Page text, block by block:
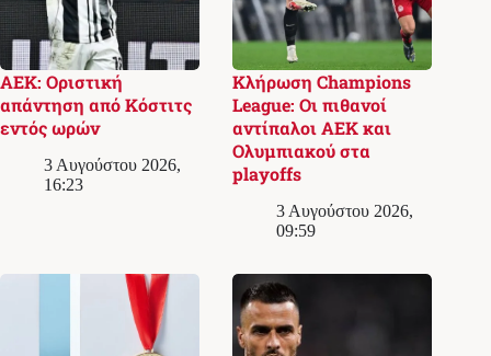
ΑΕΚ: Οριστική
απάντηση από Κόστιτς
εντός ωρών
3 Αυγούστου 2026,
16:23
Κλήρωση Champions
League: Οι πιθανοί
αντίπαλοι ΑΕΚ και
Ολυμπιακού στα
playoffs
3 Αυγούστου 2026,
09:59